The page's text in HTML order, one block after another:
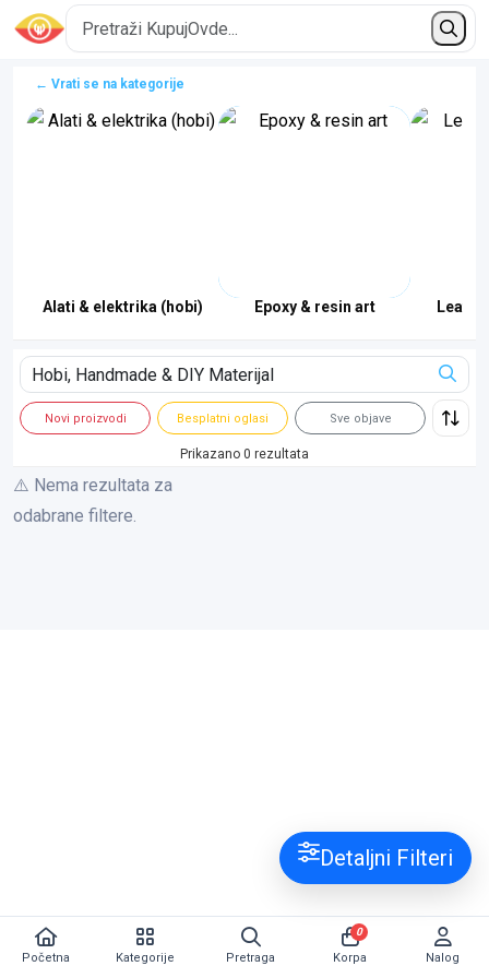
← Vrati se na kategorije
Alati & elektrika (hobi) Epoxy & resin art
Novi proizvodi Besplatni oglasi Sve objave
Prikazano 0 rezultata
⚠️ Nema rezultata za
odabrane filtere.
Detaljni Filteri
Početna Kategorije Pretraga Korpa
0
Nalog